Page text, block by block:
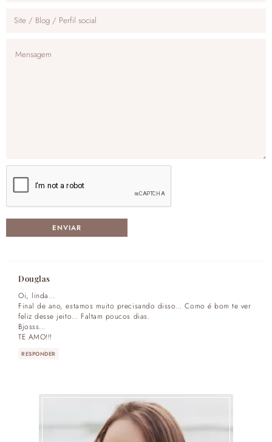
Douglas
Oi, linda…
Final de ano, estamos muito precisando disso… Como é bom te ver
feliz desse jeito… Faltam poucos dias.
Bjosss…
TE AMO!!!
RESPONDER